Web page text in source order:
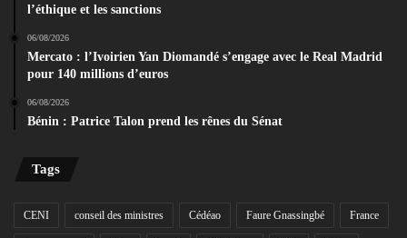
l’éthique et les sanctions
06/08/2026
Mercato : l’Ivoirien Yan Diomandé s’engage avec le Real Madrid
pour 140 millions d’euros
06/08/2026
Bénin : Patrice Talon prend les rênes du Sénat
Tags
CENI conseil des ministres Cédéao Faure Gnassingbé France